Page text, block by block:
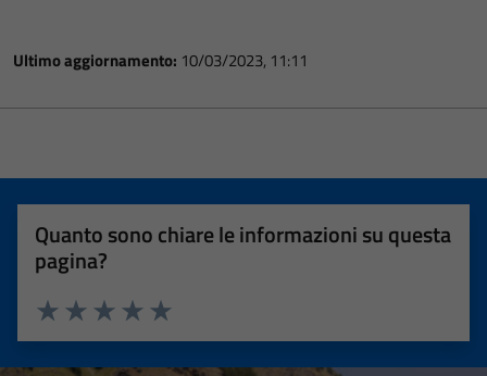
Ultimo aggiornamento: 10/03/2023, 11:11
Quanto sono chiare le informazioni su questa
pagina?
Valuta 5 stelle su 5
Valuta 4 stelle su 5
Valuta 3 stelle su 5
Valuta 2 stelle su 5
Valuta 1 stelle su 5